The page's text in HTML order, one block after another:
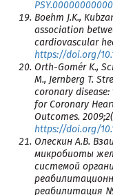
Boehm J.K.,
association
cardiovascular
https://doi.org/
Orth-Gomér K.,
M., Jernberg T.
coronary
for Coronary
Outcomes.
https://doi.org/
Олескин А.В.
микробиоты
системой
реабилитация №